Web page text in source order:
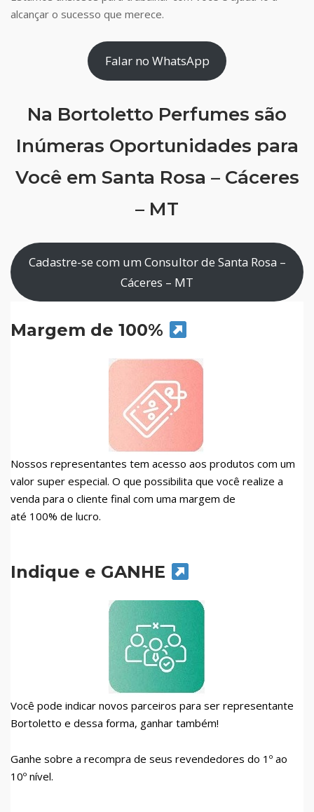
alcançar o sucesso que merece.
Falar no WhatsApp
Na Bortoletto Perfumes são
Inúmeras Oportunidades para
Você em Santa Rosa – Cáceres
– MT
Cadastre-se com um Consultor de Santa Rosa –
Cáceres – MT
Margem de 100%
Nossos representantes tem acesso aos produtos com um
valor super especial. O que possibilita que você realize a
venda para o cliente final com uma margem de
até 100% de lucro.
Indique e GANHE
Você pode indicar novos parceiros para ser representante
Bortoletto e dessa forma, ganhar também!
Ganhe sobre a recompra de seus revendedores do 1º ao
10º nível.